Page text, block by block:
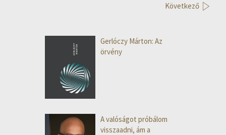
Következő
Gerlóczy Márton: Az
örvény
A valóságot próbálom
visszaadni, ám a